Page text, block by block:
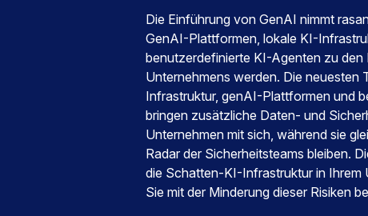
Die Einführung von GenAI nimmt
GenAI-Plattformen, lokale KI-
benutzerdefinierte KI-Agenten zu den
Unternehmens werden. Die neuesten
Infrastruktur, genAI-Plattformen und
bringen zusätzliche Daten- und
Unternehmen mit sich, während sie
Radar der Sicherheitsteams bleiben.
die Schatten-KI-Infrastruktur in Ihrem
Sie mit der Minderung dieser Risiken